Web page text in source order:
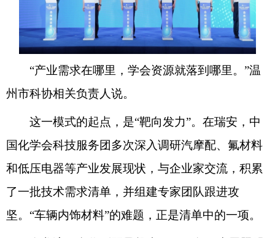
“产业需求在哪里，学会资源就落到哪里。”温
州市科协相关负责人说。
这一模式的起点，是“靶向发力”。在瑞安，中
国化学会科技服务团多次深入调研汽摩配、氟材料
和低压电器等产业发展现状，与企业家交流，积累
了一批技术需求清单，并组建专家团队跟进攻
坚。“车辆内饰材料”的难题，正是清单中的一项。